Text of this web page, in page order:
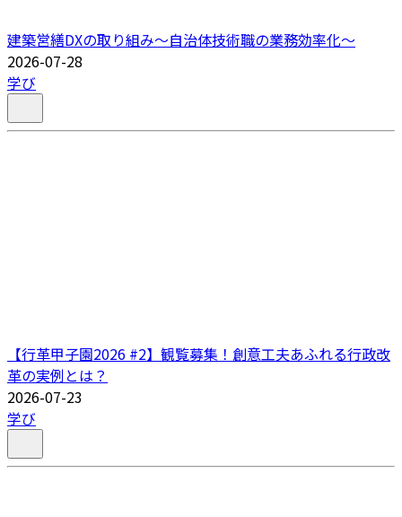
建築営繕DXの取り組み～自治体技術職の業務効率化～
2026-07-28
学び
【行革甲子園2026 #2】観覧募集！創意工夫あふれる行政改
革の実例とは？
2026-07-23
学び